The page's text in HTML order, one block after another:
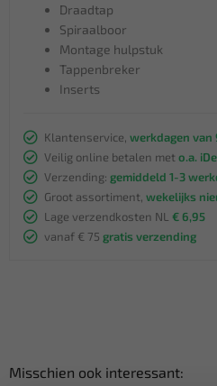
Draadtap
Spiraalboor
Montage hulpstuk
Tappenbreker
Inserts
Klantenservice, werkdagen van
Veilig online betalen met o.a.
Verzending: gemiddeld 1-3
Groot assortiment, wekelijks
Lage verzendkosten NL € 6,95
vanaf € 75 gratis verzending
Misschien ook interessant: